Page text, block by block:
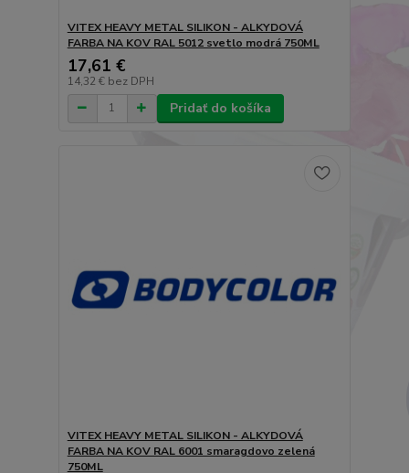
VITEX HEAVY METAL SILIKON - ALKYDOVÁ
FARBA NA KOV RAL 5012 svetlo modrá 750ML
17,61 €
14,32 € bez DPH
Pridať do košíka
VITEX HEAVY METAL SILIKON - ALKYDOVÁ
FARBA NA KOV RAL 6001 smaragdovo zelená
750ML